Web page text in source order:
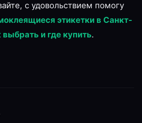
с удовольствием помогу
этикетки в Санкт-
и где купить.